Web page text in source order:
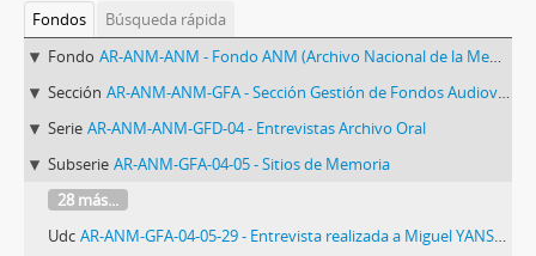
Fondos
Búsqueda rápida
Fondo AR-ANM-ANM - Fondo ANM (Archivo Nacional de la Memoria)
Sección AR-ANM-ANM-GFA - Sección Gestión de Fondos Audiovisuales del ANM
Serie AR-ANM-ANM-GFD-04 - Entrevistas Archivo Oral
Subserie AR-ANM-GFA-04-05 - Sitios de Memoria
28 más...
Udc AR-ANM-GFA-04-05-29 - Entrevista realizada a Miguel YANSON